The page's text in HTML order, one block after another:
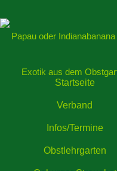
Startseite
Verband
Infos/Termine
Obstlehrgarten